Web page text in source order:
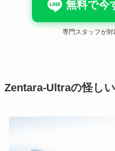
無料で今
専門スタッフが対
Zentara-Ultraの怪し